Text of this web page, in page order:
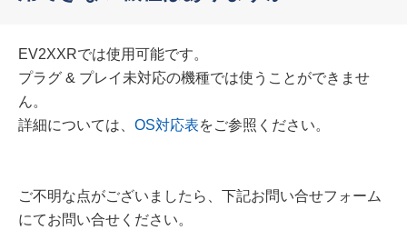
EV2XXRでは使用可能です。
プラグ & プレイ未対応の機種では使うことができませ
ん。
詳細については、 OS対応表をご参照ください。
ご不明な点がございましたら、下記お問い合せフォーム
にてお問い合せください。